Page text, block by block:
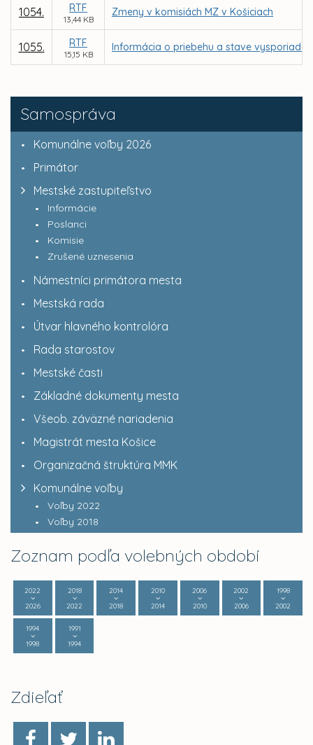
Samospráva
Komunálne voľby 2026
Primátor
Mestské zastupiteľstvo
Informácie
Poslanci
Komisie
Zrušené uznesenia
Námestníci primátora mesta
Mestská rada
Útvar hlavného kontrolóra
Rada starostov
Mestské časti
Základné dokumenty mesta
Všeob. záväzné nariadenia
Magistrát mesta Košice
Organizačná štruktúra MMK
Komunálne voľby
Voľby 2022
Voľby 2018
Zoznam podľa volebných období
2022
2026
2018
2022
2014
2018
2010
2014
2006
2010
2002
2006
1998
2002
1994
1998
1991
1994
Zdieľať
1054. RTF
13,44 KB
Zmeny v komisiách MZ v Košiciach
1055. RTF
15,15 KB
Informácia o priebehu a stave